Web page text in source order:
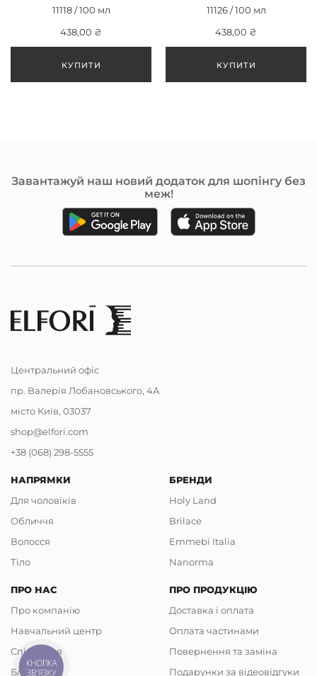
BLON 12/89 УЛЬТРА
СВІТЛИЙ ПЕРЛИННИЙ
БЛОНД 100 МЛ
11118 / 100 мл
438,00 ₴
МЛ
11126 / 100 мл
438,00 ₴
Завантажуй наш новий додаток для шопінгу без
меж!
Центральний офіс
пр. Валерія Лобановського, 4А
місто Київ, 03037
shop@elfori.com
+38 (068) 298-5555
НАПРЯМКИ
Для чоловіків
Обличчя
Волосся
Тіло
БРЕНДИ
Holy Land
Brilace
Emmebi Italia
Nanorma
ПРО НАС
Про компанію
Навчальний центр
Співпраця
Блог
ПРО ПРОДУКЦІЮ
Доставка і оплата
Оплата частинами
Повернення та заміна
Подарунки за відеовідгуки
КНОПКА
ЗВ'ЯЗКУ